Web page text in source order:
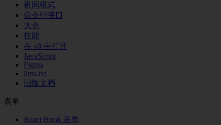
夜间模式
命令行接口
大仓
技能
在 v0 中打开
JavaScript
Figma
llms.txt
旧版文档
表单
React Hook 表单